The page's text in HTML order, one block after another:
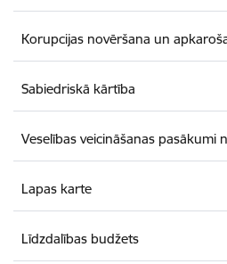
Korupcijas novēršana un
Sabiedriskā kārtība
Veselības veicināšanas pasākumi
Lapas karte
Līdzdalības budžets